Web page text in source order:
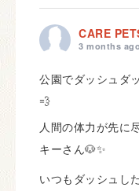
CARE
3 months ago
公園でダッシュダ
💨
人間の体力が先に
キーさん🐶✨
いつもダッシュし